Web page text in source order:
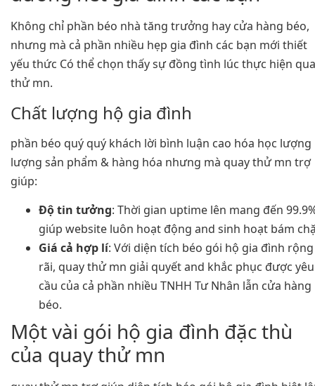
Không chỉ phần béo nhà tăng trưởng hay cửa hàng béo,
nhưng mà cả phần nhiều hẹp gia đình các bạn mới thiết
yếu thức Có thể chọn thấy sự đồng tình lúc thực hiện
thử mn.
Chất lượng hộ gia đình
phần béo quý quý khách lời bình luận cao hóa học lượng
lượng sản phẩm & hàng hóa nhưng mà quay thử mn trợ
giúp:
Độ tin tưởng: Thời gian uptime lên mang đến
giúp website luôn hoạt động and sinh hoạt bám
Giá cả hợp lí: Với diện tích béo gói hộ gia đình rộng
rãi, quay thử mn giải quyết and khắc phục được yêu
cầu của cả phần nhiều TNHH Tư Nhân lẫn cửa hàng
béo.
Một vài gói hộ gia đình đặc thù
của quay thử mn